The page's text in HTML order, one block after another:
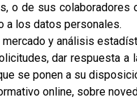
o de sus colaboradores
a los datos personales.
y análisis
dar respuesta
se ponen a su
online, sobre